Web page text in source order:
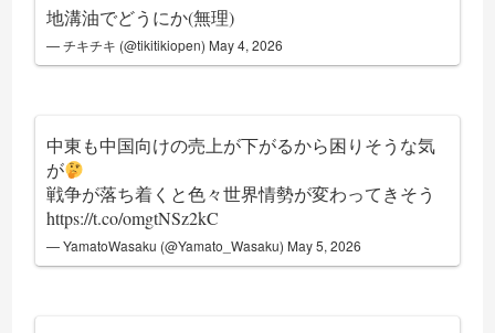
地溝油でどうにか(無理)
— チキチキ (@tikitikiopen) May 4, 2026
中東も中国向けの売上が下がるから困りそうな気
が
戦争が落ち着くと色々世界情勢が変わってきそう
https://t.co/omgtNSz2kC
— YamatoWasaku (@Yamato_Wasaku) May 5, 2026